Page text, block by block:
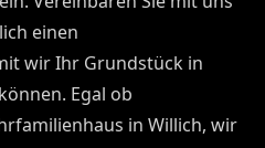
einen
wir Ihr Grundstück in
Egal ob
in Willich, wir